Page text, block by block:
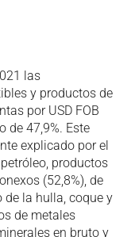
las
y productos de
por USD FOB
de 47,9%. Este
explicado por el
productos
(52,8%), de
la hulla, coque y
de metales
en bruto y